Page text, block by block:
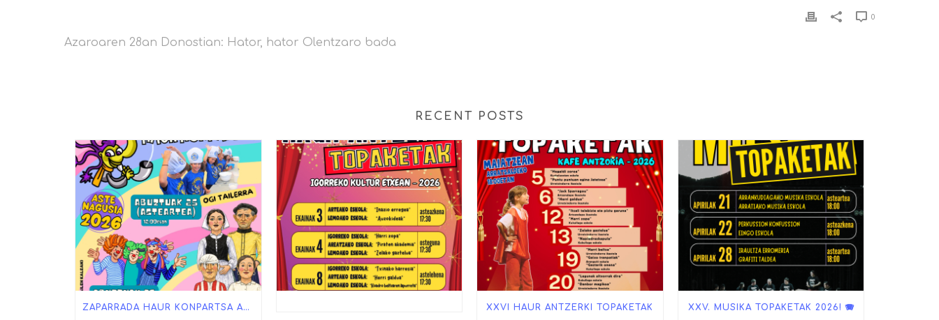
0
Azaroaren 28an Donostian: Hator, hator Olentzaro bada
RECENT POSTS
ZAPARRADA HAUR KONPARTSA ASTE NAGUSIAN! XXVI HAUR ANTZERKI TOPAKETAK XXV. MUSIKA TOPAKETAK 2026! 🪗